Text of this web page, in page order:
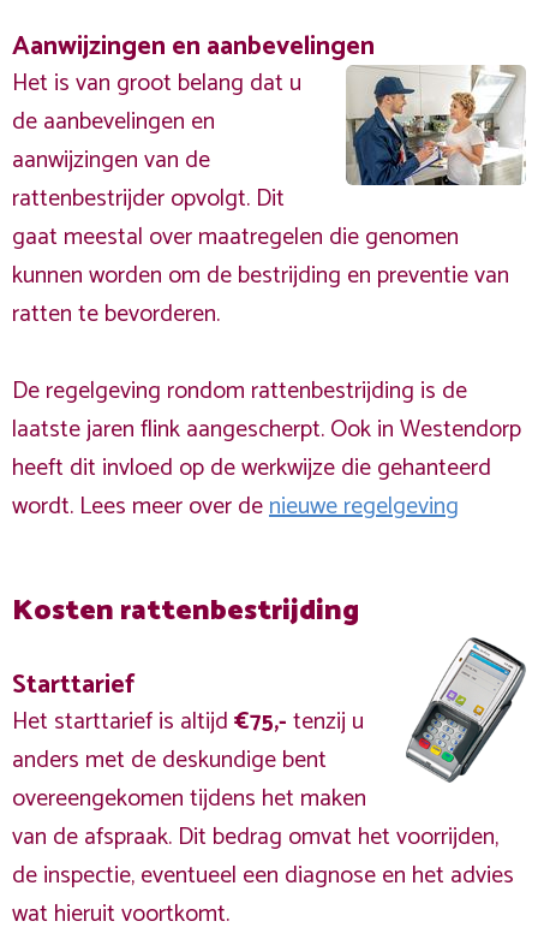
Aanwijzingen en aanbevelingen
Het is van groot belang dat u
de aanbevelingen en
aanwijzingen van de
rattenbestrijder opvolgt. Dit
gaat meestal over maatregelen die genomen
kunnen worden om de bestrijding en preventie van
ratten te bevorderen.
De regelgeving rondom rattenbestrijding is de
laatste jaren flink aangescherpt. Ook in Westendorp
heeft dit invloed op de werkwijze die gehanteerd
wordt. Lees meer over denieuwe regelgeving
Kosten rattenbestrijding
Starttarief
Het starttarief is altijd€75,-tenzij u
anders met de deskundige bent
overeengekomen tijdens het maken
van de afspraak. Dit bedrag omvat het voorrijden,
de inspectie, eventueel een diagnose en het advies
wat hieruit voortkomt.